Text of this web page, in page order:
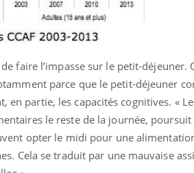
faire l’impasse sur le petit-déjeuner.
parce que le petit-déjeuner
partie, les capacités cognitives. «
le reste de la journée, poursuit
opter le midi pour une
Cela se traduit par une mauvaise